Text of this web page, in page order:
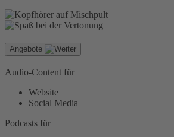
Angebote
Audio-Content für
Website
Social Media
Podcasts für